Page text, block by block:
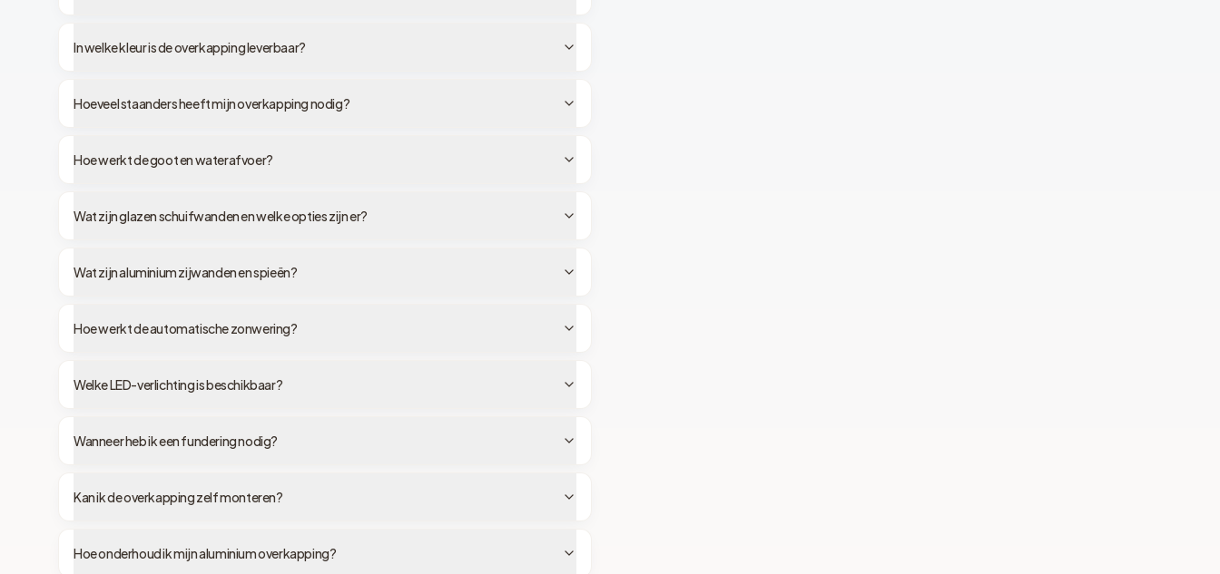
In welke kleur is de overkapping leverbaar?
Hoeveel staanders heeft mijn overkapping nodig?
Hoe werkt de goot en waterafvoer?
Wat zijn glazen schuifwanden en welke opties zijn er?
Wat zijn aluminium zijwanden en spieën?
Hoe werkt de automatische zonwering?
Welke LED-verlichting is beschikbaar?
Wanneer heb ik een fundering nodig?
Kan ik de overkapping zelf monteren?
Hoe onderhoud ik mijn aluminium overkapping?